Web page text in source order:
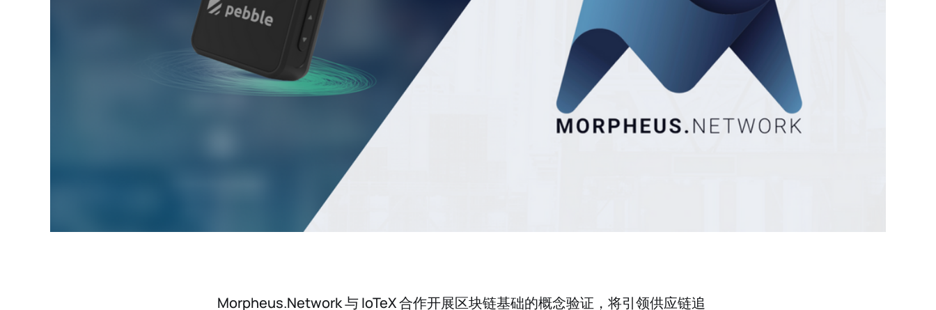
Morpheus.Network 与 IoTeX 合作开展区块链基础的概念验证，将引领供应链追